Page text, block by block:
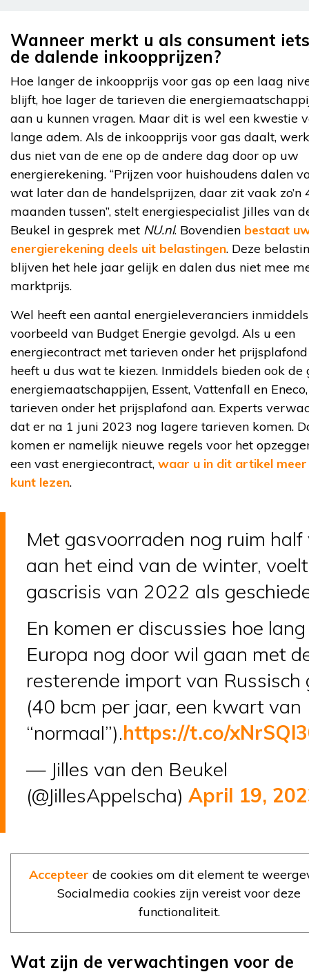
Wanneer merkt u als consument
de dalende inkoopprijzen?
Hoe langer de inkoopprijs voor gas op een laag
blijft, hoe lager de tarieven die
aan u kunnen vragen. Maar dit is wel een kwestie
lange adem. Als de inkoopprijs voor gas daalt,
dus niet van de ene op de andere dag door op uw
energierekening. “Prijzen voor huishoudens dalen
wat later dan de handelsprijzen, daar zit vaak zo’n
maanden tussen”, stelt energiespecialist Jilles van
Beukel in gesprek met NU.nl. Bovendien bestaat
energierekening deels uit belastingen. Deze
blijven het hele jaar gelijk en dalen dus niet mee
marktprijs.
Wel heeft een aantal energieleveranciers
voorbeeld van Budget Energie gevolgd. Als u een
energiecontract met tarieven onder het
heeft u dus wat te kiezen. Inmiddels bieden ook de
energiemaatschappijen, Essent, Vattenfall en Eneco,
tarieven onder het prijsplafond aan. Experts
dat er na 1 juni 2023 nog lagere tarieven komen.
komen er namelijk nieuwe regels voor het
een vast energiecontract, waar u in dit artikel
kunt lezen.
Met gasvoorraden nog ruim half
aan het eind van de winter,
gascrisis van 2022 als
En komen er discussies hoe lang
Europa nog door wil gaan met
resterende import van Russisch
(40 bcm per jaar, een kwart van
“normaal”).https://t.co/
— Jilles van den Beukel
(@JillesAppelscha) April 19,
Accepteer de cookies om dit element te
Socialmedia cookies zijn vereist voor deze
functionaliteit.
Wat zijn de verwachtingen voor de